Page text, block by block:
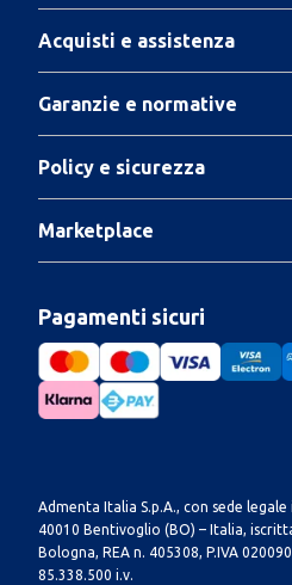
Acquisti e assistenza
Garanzie e normative
Policy e sicurezza
Marketplace
Pagamenti sicuri
Admenta Italia S.p.A., con sede
40010 Bentivoglio (BO) – Italia,
Bologna, REA n. 405308, P.IVA
85.338.500 i.v.